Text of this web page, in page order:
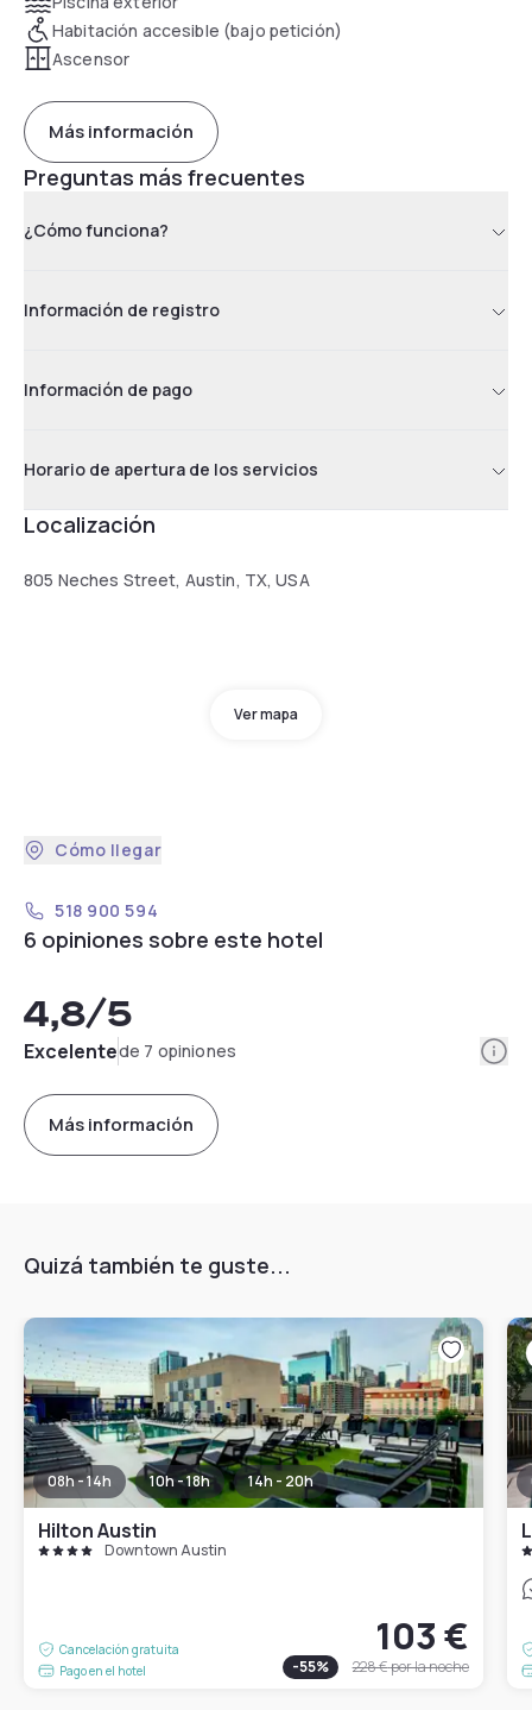
Habitación accesible (bajo petición)
Ascensor
Más información
Preguntas más frecuentes
¿Cómo funciona?
Información de registro
Información de pago
Horario de apertura de los servicios
Localización
805 Neches Street, Austin, TX, USA
Ver mapa
Cómo llegar
518 900 594
6 opiniones sobre este hotel
4,8/5
Excelentede 7 opiniones
Más información
Quizá también te guste...
08h - 14h 10h - 18h 14h - 20h
Hilton Austin
Downtown Austin
Cancelación gratuita
Pago en el hotel
103 €
-55% 228 €por la noche